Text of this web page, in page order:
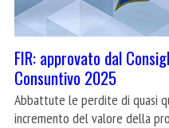
FIR: approvato dal
Consuntivo 2025
Abbattute le perdite di quasi
incremento del valore della